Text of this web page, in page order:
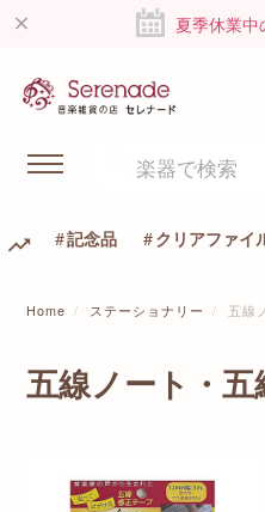
夏季休業
記念品 クリアファイ
Home ステーショナリー 五線
五線ノート・五